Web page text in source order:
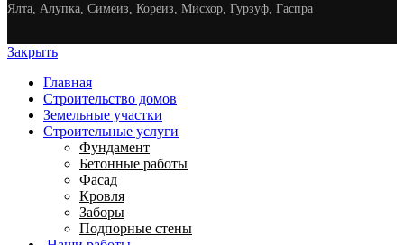
Ялта, Алупка, Симеиз, Кореиз, Мисхор, Гурзуф, Гаспра
Закрыть
Главная
Строительство домов
Земельные участки
Строительные услуги
Фундамент
Бетонные работы
Фасад
Кровля
Заборы
Подпорные стены